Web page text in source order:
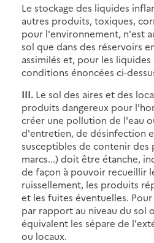
Le stockage des liquides
autres produits, toxiques,
pour l'environnement, n'est
sol que dans des réservoirs
assimilés et, pour les
conditions énoncées ci-
III. Le sol des aires et des
produits dangereux pour
créer une pollution de l'eau
d'entretien, de désinfection
susceptibles de contenir
marcs...) doit être étanche,
de façon à pouvoir recueillir
ruissellement, les produits
et les fuites éventuelles.
par rapport au niveau du sol
équivalent les sépare de
ou locaux.